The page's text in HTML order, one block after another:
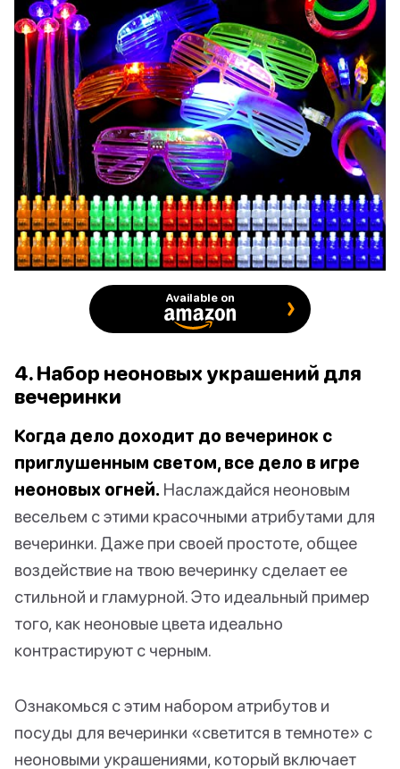
Available on
4. Набор неоновых украшений для
вечеринки
Когда дело доходит до вечеринок с
приглушенным светом, все дело в игре
неоновых огней. Наслаждайся неоновым
весельем с этими красочными атрибутами для
вечеринки. Даже при своей простоте, общее
воздействие на твою вечеринку сделает ее
стильной и гламурной. Это идеальный пример
того, как неоновые цвета идеально
контрастируют с черным.
Ознакомься с этим набором атрибутов и
посуды для вечеринки «светится в темноте» с
неоновыми украшениями, который включает